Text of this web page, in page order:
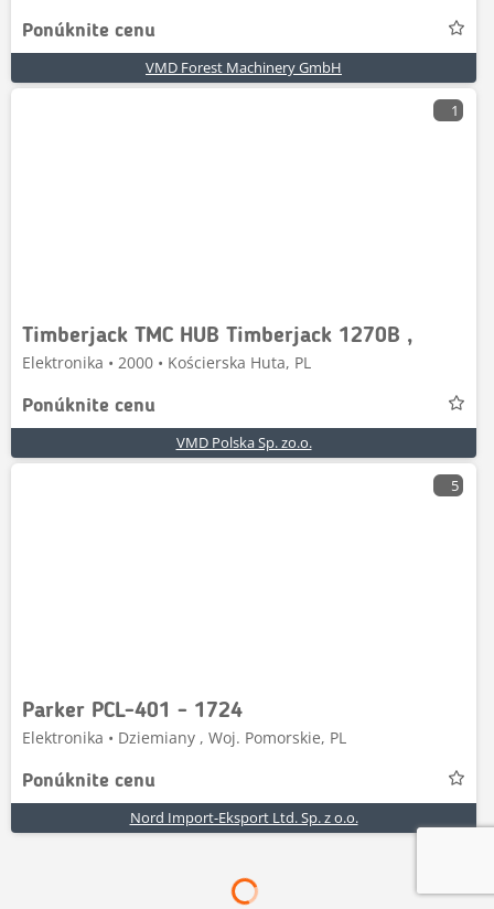
Ponúknite cenu
VMD Forest Machinery GmbH
1
Timberjack TMC HUB Timberjack 1270B ,
Elektronika • 2000 • Kościerska Huta, PL
Ponúknite cenu
VMD Polska Sp. zo.o.
5
Parker PCL-401 - 1724
Elektronika • Dziemiany , Woj. Pomorskie, PL
Ponúknite cenu
Nord Import-Eksport Ltd. Sp. z o.o.